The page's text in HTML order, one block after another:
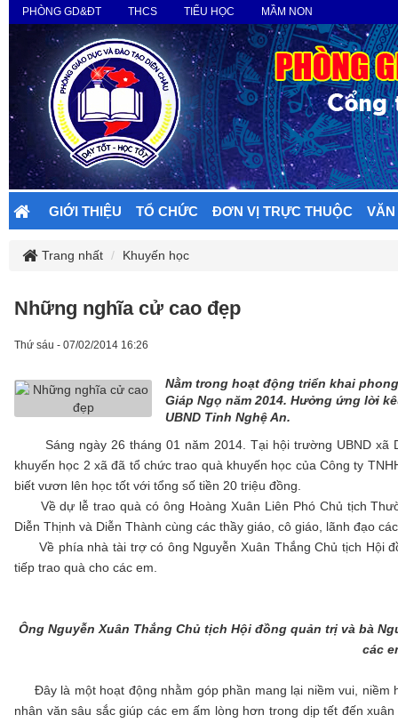
PHÒNG GD&ĐT THCS TIỂU HỌC MẦM NON
GIỚI THIỆU TỔ CHỨC ĐƠN VỊ TRỰC THUỘC
Trang nhất Khuyến học
Những nghĩa cử cao đẹp
Thứ sáu - 07/02/2014 16:26
Nằm trong hoạt động triển khai
Giáp Ngọ năm 2014. Hưởng ứng lời
UBND Tỉnh Nghệ An.
Sáng ngày 26 tháng 01 năm 2014. Tại hội trường UBND xã
khuyến học 2 xã đã tổ chức trao quà khuyến học của Công ty
biết vươn lên học tốt với tổng số tiền 20 triệu đồng.
Về dự lễ trao quà có ông Hoàng Xuân Liên Phó Chủ tịch
Diễn Thịnh và Diễn Thành cùng các thầy giáo, cô giáo, lãnh đạo
Về phía nhà tài trợ có ông Nguyễn Xuân Thắng Chủ tịch Hội
tiếp trao quà cho các em.
Ông Nguyễn Xuân Thắng Chủ tịch Hội đồng quản trị và bà
các
Đây là một hoạt động nhằm góp phần mang lại niềm vui, niềm
nhân văn sâu sắc giúp các em ấm lòng hơn trong dịp tết đến